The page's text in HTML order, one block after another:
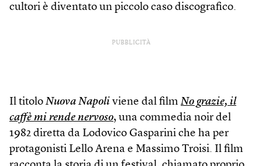
cultori è diventato un piccolo caso discografico.
PUBBLICITÀ
Il titolo Nuova Napoli viene dal film No grazie, il
caffè mi rende nervoso, una commedia noir del
1982 diretta da Lodovico Gasparini che ha per
protagonisti Lello Arena e Massimo Troisi. Il film